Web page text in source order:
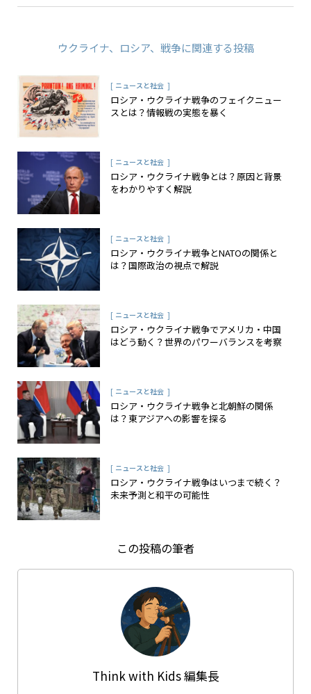
ウクライナ、 ロシア、 戦争に関連する投稿
[ ニュースと社会 ]
ロシア・ウクライナ戦争のフェイクニュー
スとは？情報戦の実態を暴く
[ ニュースと社会 ]
ロシア・ウクライナ戦争とは？原因と背景
をわかりやすく解説
[ ニュースと社会 ]
ロシア・ウクライナ戦争とNATOの関係と
は？国際政治の視点で解説
[ ニュースと社会 ]
ロシア・ウクライナ戦争でアメリカ・中国
はどう動く？世界のパワーバランスを考察
[ ニュースと社会 ]
ロシア・ウクライナ戦争と北朝鮮の関係
は？東アジアへの影響を探る
[ ニュースと社会 ]
ロシア・ウクライナ戦争はいつまで続く？
未来予測と和平の可能性
この投稿の筆者
Think with Kids 編集長